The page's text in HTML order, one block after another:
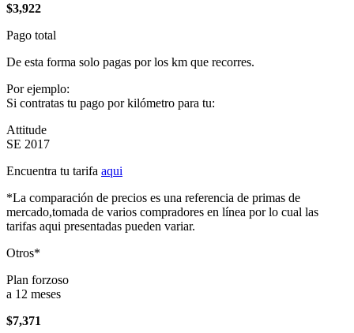
$3,922
Pago total
De esta forma solo pagas por los km que recorres.
Por ejemplo:
Si contratas tu pago por kilómetro para tu:
Attitude
SE 2017
Encuentra tu tarifa aqui
*La comparación de precios es una referencia de primas de
mercado,tomada de varios compradores en línea por lo cual las
tarifas aqui presentadas pueden variar.
Otros*
Plan forzoso
a 12 meses
$7,371